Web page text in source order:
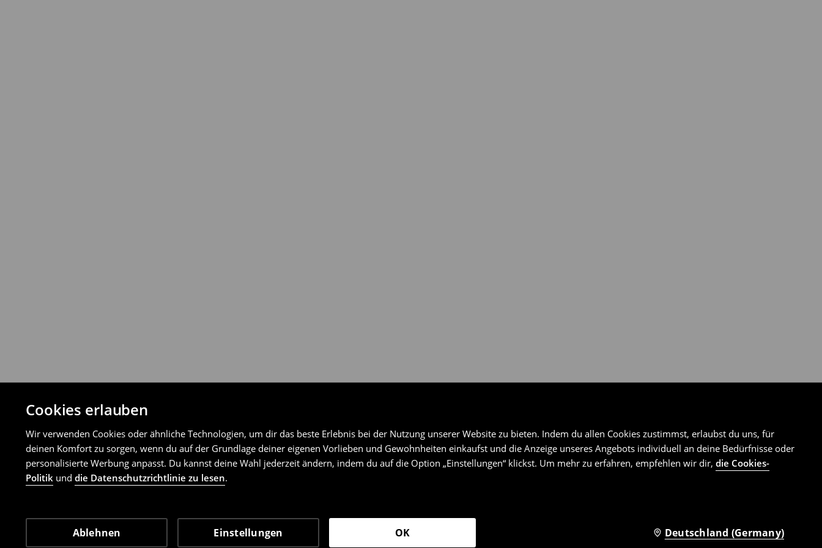
Cookies erlauben
Wir verwenden Cookies oder ähnliche Technologien, um dir das beste Erlebnis bei der Nutzung unserer Website zu bieten. Indem du allen Cookies zustimmst, erlaubst du uns, für
deinen Komfort zu sorgen, wenn du auf der Grundlage deiner eigenen Vorlieben und Gewohnheiten einkaufst und die Anzeige unseres Angebots individuell an deine Bedürfnisse oder
personalisierte Werbung anpasst. Du kannst deine Wahl jederzeit ändern, indem du auf die Option „Einstellungen“ klickst. Um mehr zu erfahren, empfehlen wir dir, die Cookies-
Politik und die Datenschutzrichtlinie zu lesen.
Ablehnen Einstellungen OK Deutschland (Germany)